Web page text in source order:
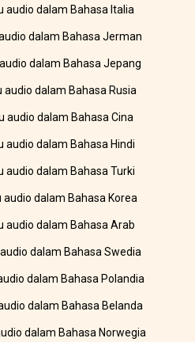
audio dalam Bahasa Italia
dalam Bahasa Jerman
dalam Bahasa Jepang
audio dalam Bahasa Rusia
audio dalam Bahasa Cina
audio dalam Bahasa Hindi
audio dalam Bahasa Turki
audio dalam Bahasa Korea
audio dalam Bahasa Arab
dalam Bahasa Swedia
dalam Bahasa Polandia
dalam Bahasa Belanda
dalam Bahasa Norwegia